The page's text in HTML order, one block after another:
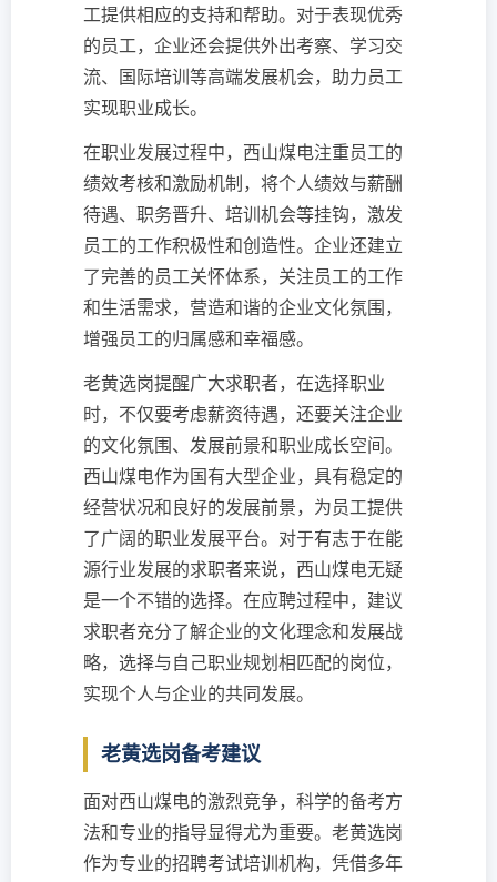
工提供相应的支持和帮助。对于表现优秀
的员工，企业还会提供外出考察、学习交
流、国际培训等高端发展机会，助力员工
实现职业成长。
在职业发展过程中，西山煤电注重员工的
绩效考核和激励机制，将个人绩效与薪酬
待遇、职务晋升、培训机会等挂钩，激发
员工的工作积极性和创造性。企业还建立
了完善的员工关怀体系，关注员工的工作
和生活需求，营造和谐的企业文化氛围，
增强员工的归属感和幸福感。
老黄选岗提醒广大求职者，在选择职业
时，不仅要考虑薪资待遇，还要关注企业
的文化氛围、发展前景和职业成长空间。
西山煤电作为国有大型企业，具有稳定的
经营状况和良好的发展前景，为员工提供
了广阔的职业发展平台。对于有志于在能
源行业发展的求职者来说，西山煤电无疑
是一个不错的选择。在应聘过程中，建议
求职者充分了解企业的文化理念和发展战
略，选择与自己职业规划相匹配的岗位，
实现个人与企业的共同发展。
老黄选岗备考建议
面对西山煤电的激烈竞争，科学的备考方
法和专业的指导显得尤为重要。老黄选岗
作为专业的招聘考试培训机构，凭借多年